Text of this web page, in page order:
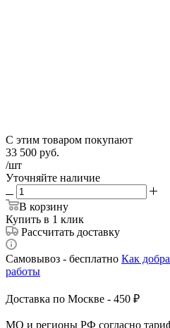
С этим товаром покупают
33 500 руб.
/шт
Уточняйте наличие
В корзину
Купить в 1 клик
Рассчитать доставку
Самовывоз - бесплатно Как
работы
Доставка по Москве - 450 ₽
МО и регионы РФ согласно